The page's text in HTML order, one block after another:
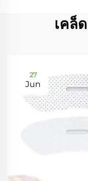
เคล็
27
Jun